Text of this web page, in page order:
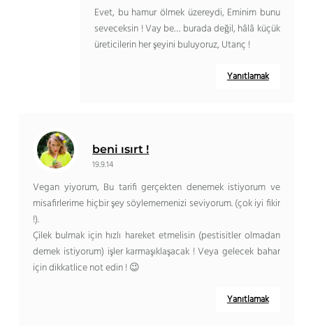
Evet, bu hamur ölmek üzereydi, Eminim bunu
seveceksin ! Vay be… burada değil, hâlâ küçük
üreticilerin her şeyini buluyoruz, Utanç !
Yanıtlamak
beni ısırt !
19.9.14
Vegan yiyorum, Bu tarifi gerçekten denemek istiyorum ve
misafirlerime hiçbir şey söylememenizi seviyorum. (çok iyi fikir
!).
Çilek bulmak için hızlı hareket etmelisin (pestisitler olmadan
demek istiyorum) işler karmaşıklaşacak ! Veya gelecek bahar
için dikkatlice not edin ! 😉
Yanıtlamak